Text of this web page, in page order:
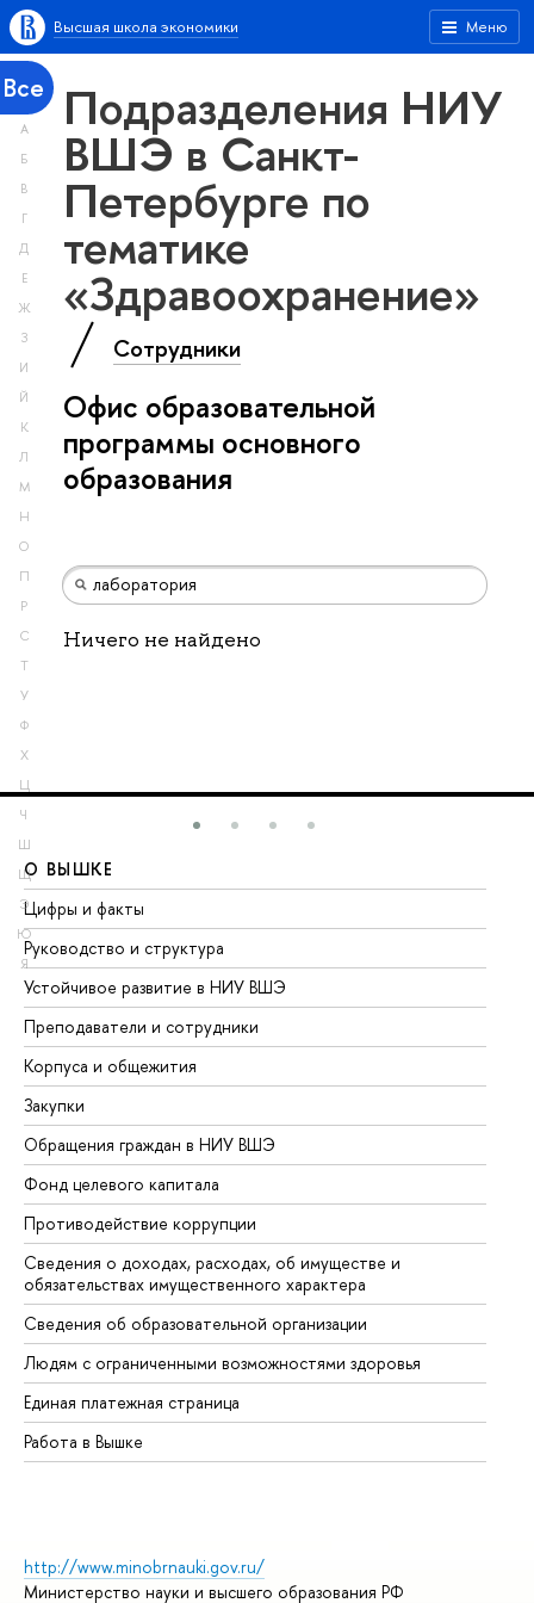
Меню
Высшая школа экономики
Все
А
Б
В
Г
Д
Е
Ж
З
И
Й
К
Л
М
Н
О
П
Р
С
Т
У
Ф
Х
Ц
Ч
Ш
Щ
Э
Ю
Я
Подразделения НИУ
ВШЭ в Санкт-
Петербурге по
тематике
«Здравоохранение»
Сотрудники
Офис образовательной
программы основного
образования
Ничего не найдено
О ВЫШКЕ
Цифры и факты
Руководство и структура
Устойчивое развитие в НИУ ВШЭ
Преподаватели и сотрудники
Корпуса и общежития
Закупки
Обращения граждан в НИУ ВШЭ
Фонд целевого капитала
Противодействие коррупции
Сведения о доходах, расходах, об имуществе и
обязательствах имущественного характера
Сведения об образовательной организации
Людям с ограниченными возможностями здоровья
Единая платежная страница
Работа в Вышке
http://www.minobrnauki.gov.ru/
Министерство науки и высшего образования РФ